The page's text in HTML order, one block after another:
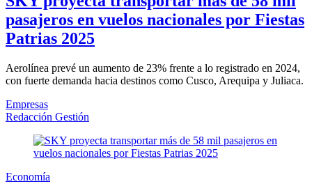
pasajeros en vuelos nacionales por Fiestas
Patrias 2025
Aerolínea prevé un aumento de 23% frente a lo registrado en 2024,
con fuerte demanda hacia destinos como Cusco, Arequipa y Juliaca.
Empresas
Redacción Gestión
Economía